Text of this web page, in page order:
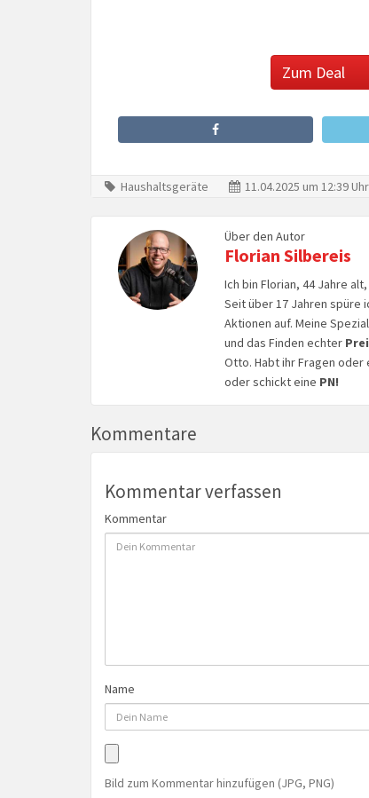
Zum Deal
Haushaltsgeräte 11.04.2025 um 12:39 Uhr
Über den Autor
Florian Silbereis
Ich bin Florian, 44 Jahre
Seit über 17 Jahren spüre
Aktionen auf. Meine
und das Finden echter
Otto. Habt ihr Fragen oder
oder schickt eine PN!
Kommentare
Kommentar verfassen
Kommentar
Name
Bild zum Kommentar hinzufügen (JPG, PNG)